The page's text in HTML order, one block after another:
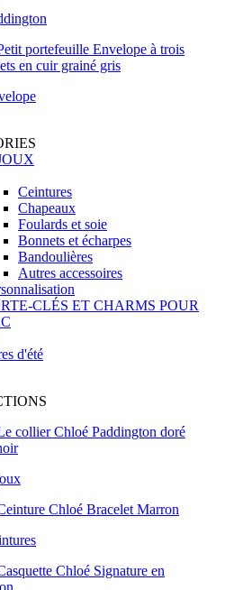
Ceintures
Chapeaux
Foulards et soie
Bonnets et écharpes
Bandoulières
Autres accessoires
CLÉS ET CHARMS POUR
d'été